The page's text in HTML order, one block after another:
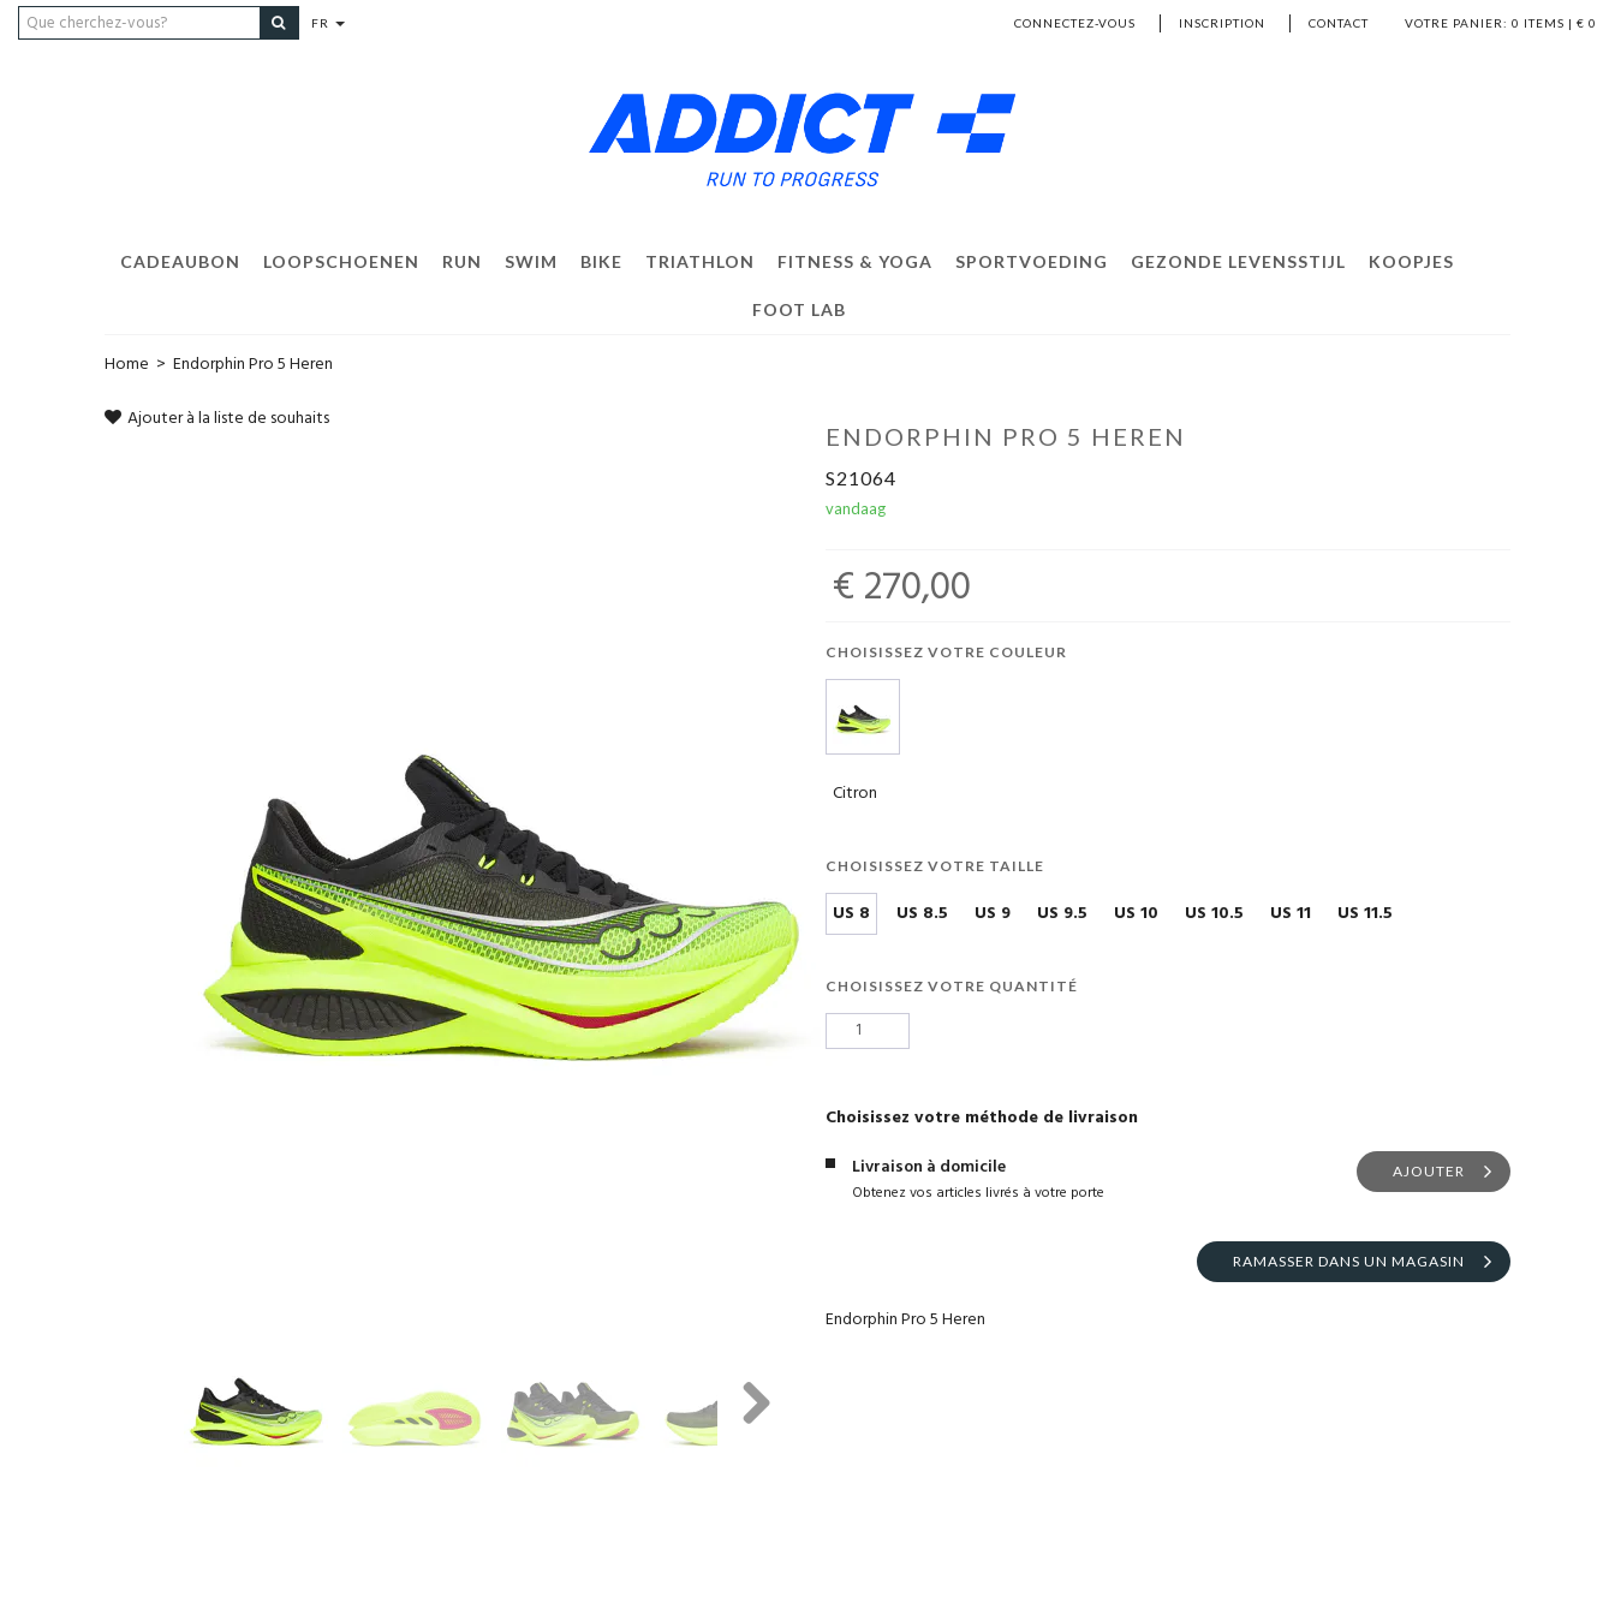
FR VOTRE PANIER: 0 ITEMS | € 0
CONNECTEZ-VOUS INSCRIPTION CONTACT
CADEAUBON LOOPSCHOENEN RUN SWIM BIKE TRIATHLON FITNESS & YOGA SPORTVOEDING GEZONDE LEVENSSTIJL KOOPJES
FOOT LAB
Home > Endorphin Pro 5 Heren
Ajouter à la liste de souhaits
ENDORPHIN PRO 5 HEREN
S21064
vandaag
€ 270,00
CHOISISSEZ VOTRE COULEUR
Citron
CHOISISSEZ VOTRE TAILLE
US 8 US 8.5 US 9 US 9.5 US 10 US 10.5 US 11 US 11.5
CHOISISSEZ VOTRE QUANTITÉ
Choisissez votre méthode de livraison
Livraison à domicile
Obtenez vos articles livrés à votre porte
AJOUTER
RAMASSER DANS UN MAGASIN
Endorphin Pro 5 Heren